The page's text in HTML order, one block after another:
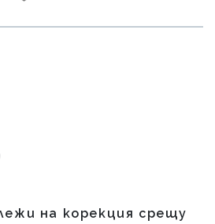
на корекция срещу